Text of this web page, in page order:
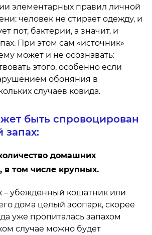
элементарных правил личной
человек не стирает одежду, и
пот, бактерии, а значит, и
При этом сам «источник»
может и не осознавать:
этого, особенно если
обоняния в
случаев ковида.
быть спровоцирован
запах:
домашних
в том числе крупных.
– убежденный кошатник или
дома целый зоопарк, скорее
уже пропиталась запахом
случае можно будет